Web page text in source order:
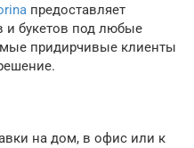
предоставляет
и букетов под любые
придирчивые клиенты
на дом, в офис или к